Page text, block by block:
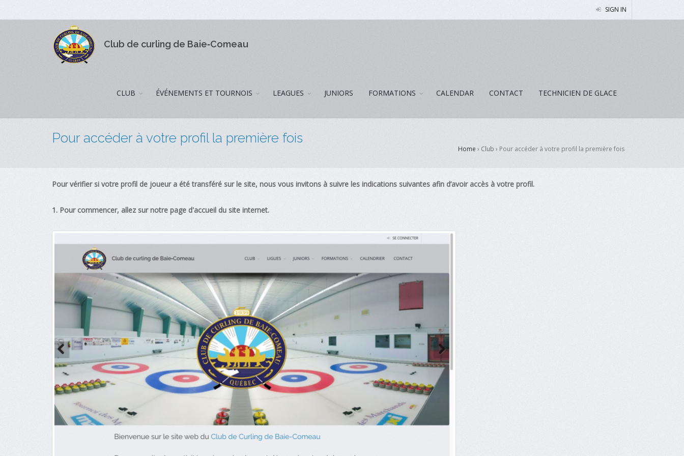
SIGN IN
Club de curling de Baie‑Comeau
CLUB ÉVÉNEMENTS ET TOURNOIS LEAGUES JUNIORS FORMATIONS CALENDAR CONTACT TECHNICIEN DE GLACE
Pour accéder à votre profil la première fois
Home › Club › Pour accéder à votre profil la première fois
Pour vérifier si votre profil de joueur a été transféré sur le site, nous vous invitons à suivre les indications suivantes afin d’avoir accès à votre profil.
1. Pour commencer, allez sur notre page d'accueil du site internet.